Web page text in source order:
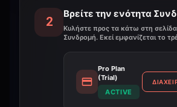
2
Βρείτε την ενότητα
Κυλήστε προς τα κάτω στη
Συνδρομή. Εκεί εμφανίζεται το
Pro Plan
(Trial)
ACTIVE